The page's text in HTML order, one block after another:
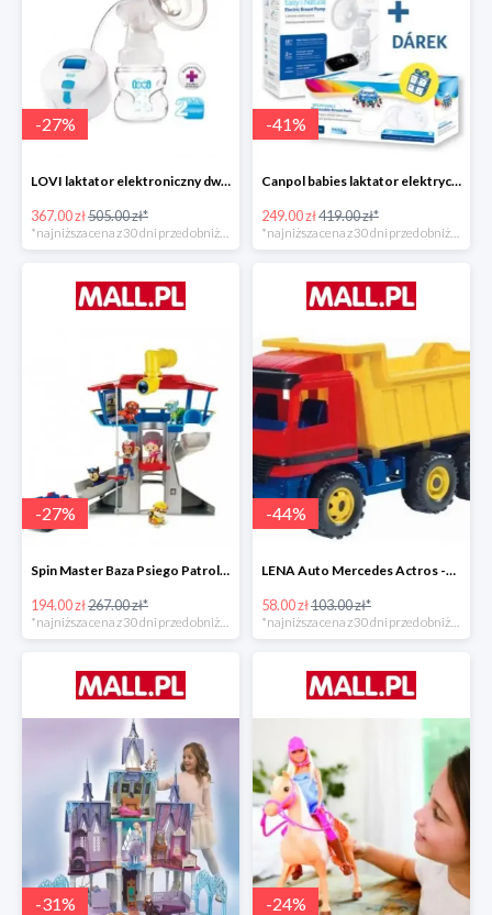
-27%
LOVI laktator elektroniczny dwufazowy Prolactis -27%
367.00 zł505.00 zł*
-41%
Canpol babies laktator elektryczny EASY NATURAL -40%
249.00 zł419.00 zł*
-27%
Spin Master Baza Psiego Patrolu -27%
194.00 zł267.00 zł*
*najniższa cena z 30 dni przed obniżką
-44%
LENA Auto Mercedes Actros -43%
58.00 zł103.00 zł*
*najniższa cena z 30 dni przed obniżką
-31% -24%